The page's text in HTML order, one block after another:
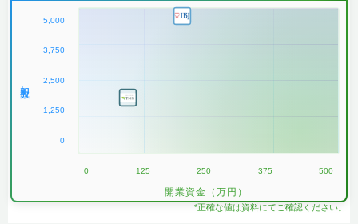
5,000
3,750
2,500
1,250
0
0 125 250 375 500
開業資金（万円）
*正確な値は資料にてご確認ください。